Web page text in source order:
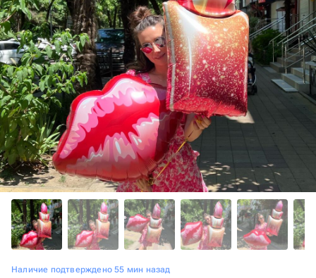
Наличие подтверждено 55 мин назад